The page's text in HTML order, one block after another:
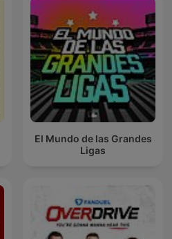
El Mundo de las Grandes
Ligas